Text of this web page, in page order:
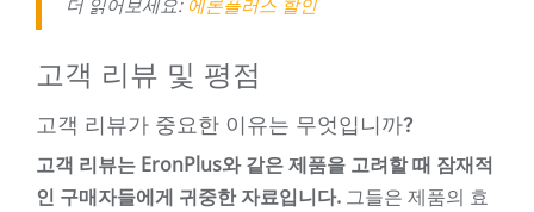
더 읽어보세요: 에론플러스 할인
고객 리뷰 및 평점
고객 리뷰가 중요한 이유는 무엇입니까?
고객 리뷰는 EronPlus와 같은 제품을 고려할 때 잠재적
인 구매자들에게 귀중한 자료입니다. 그들은 제품의 효